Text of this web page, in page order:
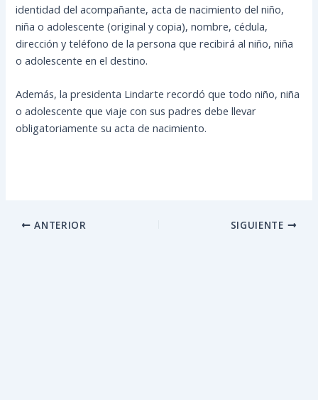
identidad del acompañante, acta de nacimiento del niño,
niña o adolescente (original y copia), nombre, cédula,
dirección y teléfono de la persona que recibirá al niño, niña
o adolescente en el destino.
Además, la presidenta Lindarte recordó que todo niño, niña
o adolescente que viaje con sus padres debe llevar
obligatoriamente su acta de nacimiento.
ANTERIOR SIGUIENTE